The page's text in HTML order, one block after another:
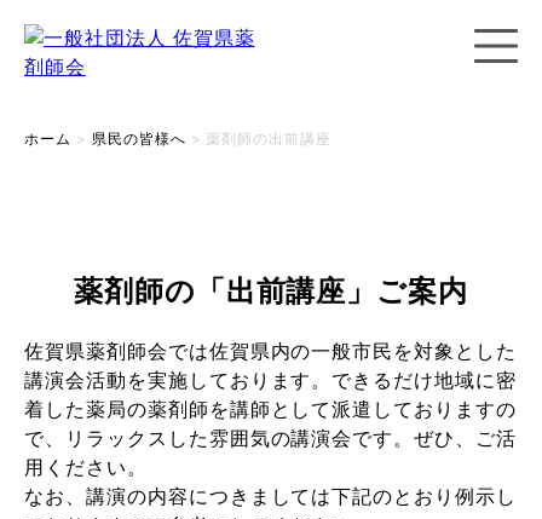
ホーム > 県民の皆様へ > 薬剤師の出前講座
薬剤師の「出前講座」ご案内
佐賀県薬剤師会では佐賀県内の一般市民を対象とした
講演会活動を実施しております。できるだけ地域に密
着した薬局の薬剤師を講師として派遣しておりますの
で、リラックスした雰囲気の講演会です。ぜひ、ご活
用ください。
なお、講演の内容につきましては下記のとおり例示し